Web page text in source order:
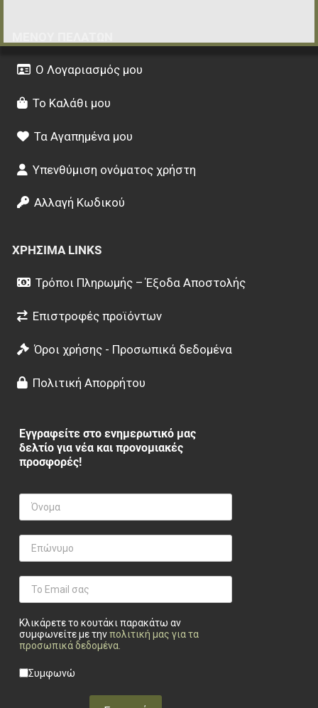
Ο Λογαριασμός μου
Το Καλάθι μου
Τα Αγαπημένα μου
Υπενθύμιση ονόματος χρήστη
Αλλαγή Κωδικού
ΧΡΉΣΙΜΑ LINKS
Τρόποι Πληρωμής – Έξοδα Αποστολής
Επιστροφές προϊόντων
Όροι χρήσης - Προσωπικά δεδομένα
Πολιτική Απορρήτου
Εγγραφείτε στο ενημερωτικό μας
δελτίο για νέα και προνομιακές
προσφορές!
Κλικάρετε το κουτάκι παρακάτω αν
συμφωνείτε με τηνπολιτική μας για τα
προσωπικά δεδομένα.
Privacy checkbox
Συμφωνώ